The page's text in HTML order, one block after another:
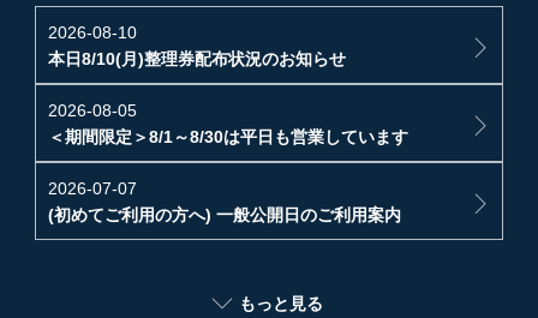
2026-08-10
本日8/10(月)整理券配布状況のお知らせ
2026-08-05
＜期間限定＞8/1～8/30は平日も営業しています
2026-07-07
(初めてご利用の方へ) 一般公開日のご利用案内
もっと見る